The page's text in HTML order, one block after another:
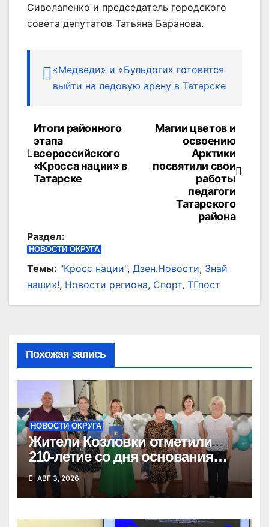
Сиволапенко и председатель городского
совета депутатов Татьяна Баранова.
«Медведи» и «Бульдоги» готовятся
выйти на ледовую арену в Татарске
Навигация
по
записям
Магии цветов и
освоению
Арктики
посвятили свои
работы
педагоги
Татарского
района
Итоги районного
этапа
всероссийского
«Кросса нации» в
Татарске
Раздел:
НОВОСТИ ОКРУГА
Темы: "Кросс нации", Дзен.Новости, Знай
наших!, Новости региона, Спорт, ТГпост
Похожая запись
НОВОСТИ ОКРУГА
Жители Козловки отметили
210-летие со дня основания
села
АВГ 3, 2026